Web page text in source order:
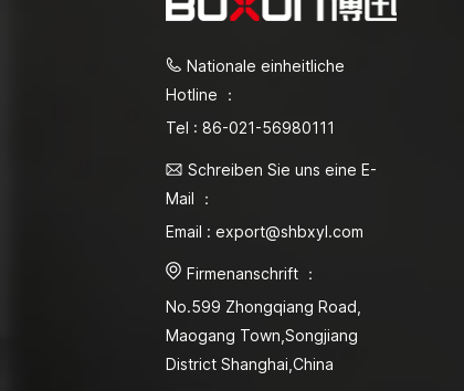
Nationale einheitliche
Hotline ：
Tel : 86-021-56980111
Schreiben Sie uns eine E-
Mail ：
Email : export@shbxyl.com
Firmenanschrift ：
No.599 Zhongqiang Road,
Maogang Town,Songjiang
District Shanghai,China